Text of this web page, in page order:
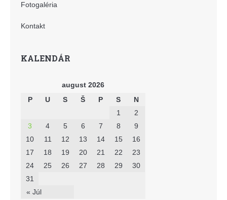
Fotogaléria
Kontakt
KALENDÁR
august 2026
P
U S Š P S N
« Júl
1
2
3
4 5 6 7 8
9
10
11 12 13 14 15
16
17
18 19 20 21 22
23
24
25 26 27 28 29
30
31